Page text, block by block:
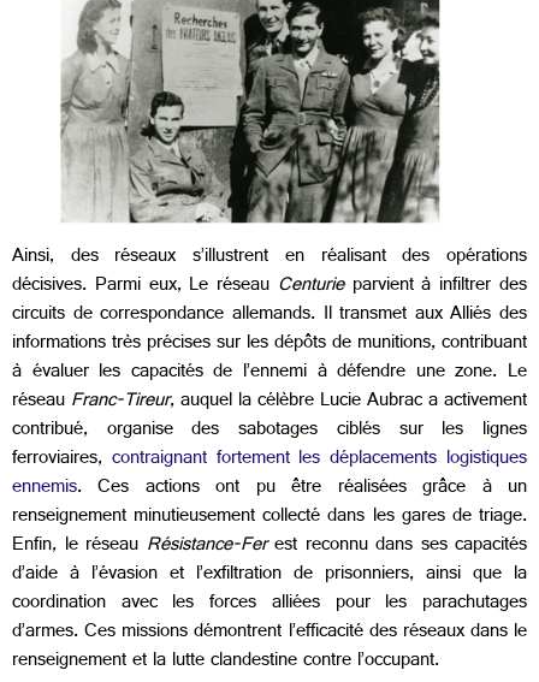
Ainsi, des réseaux s’illustrent en réalisant des opérations
décisives. Parmi eux, Le réseau Centurieparvient à infiltrer des
circuits de correspondance allemands. Il transmet aux Alliés des
informations très précises sur les dépôts de munitions, contribuant
à évaluer les capacités de l’ennemi à défendre une zone. Le
réseauFranc-Tireur, auquel la célèbre Lucie Aubrac a activement
contribué, organise des sabotages ciblés sur les lignes
ferroviaires, contraignant fortement les déplacements logistiques
ennemis. Ces actions ont pu être réalisées grâce à un
renseignement minutieusement collecté dans les gares de triage.
Enfin, le réseau Résistance-Ferest reconnu dans ses capacités
d’aide à l’évasion et l’exfiltration de prisonniers, ainsi que la
coordination avec les forces alliées pour les parachutages
d’armes. Ces missions démontrent l’efficacité des réseaux dans le
renseignement et la lutte clandestine contre l’occupant.